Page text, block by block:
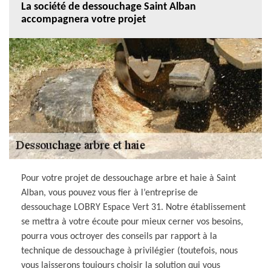
La société de dessouchage Saint Alban
accompagnera votre projet
Pour votre projet de dessouchage arbre et haie à Saint
Alban, vous pouvez vous fier à l’entreprise de
dessouchage LOBRY Espace Vert 31. Notre établissement
se mettra à votre écoute pour mieux cerner vos besoins,
pourra vous octroyer des conseils par rapport à la
technique de dessouchage à privilégier (toutefois, nous
vous laisserons toujours choisir la solution qui vous